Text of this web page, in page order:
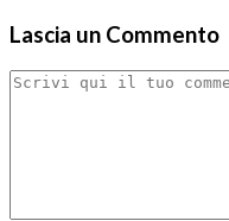
Lascia un Commento